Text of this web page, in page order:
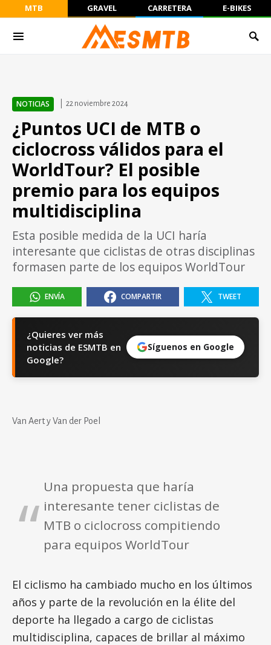
MTB GRAVEL CARRETERA E-BIKES
NOTICIAS 22 noviembre 2024
¿Puntos UCI de MTB o
ciclocross válidos para el
WorldTour? El posible
premio para los equipos
multidisciplina
Esta posible medida de la UCI haría
interesante que ciclistas de otras disciplinas
formasen parte de los equipos WorldTour
ENVÍA COMPARTIR TWEET
¿Quieres ver más
noticias de ESMTB en
Google?
Síguenos en Google
Van Aert y Van der Poel
Una propuesta que haría
interesante tener ciclistas de
MTB o ciclocross compitiendo
para equipos WorldTour
El ciclismo ha cambiado mucho en los últimos
años y parte de la revolución en la élite del
deporte ha llegado a cargo de ciclistas
multidisciplina, capaces de brillar al máximo